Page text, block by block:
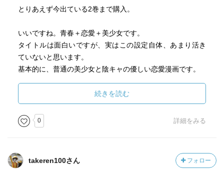
とりあえず今出ている2巻まで購入。
いいですね。青春＋恋愛＋美少女です。
タイトルは面白いですが、実はこの設定自体、あまり活き
ていないと思います。
基本的に、普通の美少女と陰キャの優しい恋愛漫画です。
絵もかわいいですし、物語も読みやすいし面白いとは思う
ので、タイトルが内容に
活きなくても、そこまで気にならないかな？と感じます。
ていますが漫画の方も
引き続き楽しみたいと思います。
続きを読む
0 詳細をみる
takeren100さん フォロー